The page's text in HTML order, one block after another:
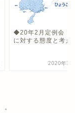
◆20年2月定例会
に対する態度と考え
2020年3